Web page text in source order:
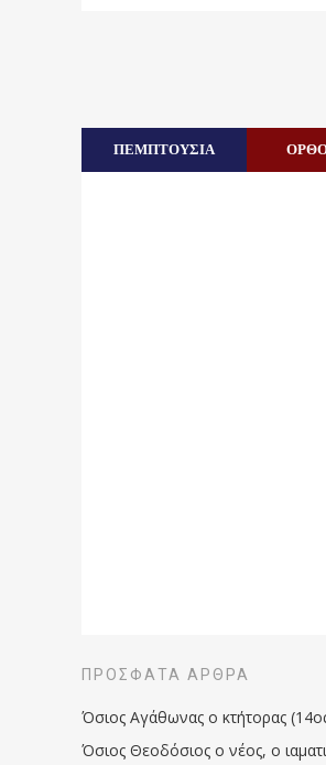
ΠΕΜΠΤΟΥΣΙΑ
ΠΡΌΣΦΑΤΑ ΆΡΘΡΑ
Όσιος Αγάθωνας ο κτήτορας
Όσιος Θεοδόσιος ο νέος, ο